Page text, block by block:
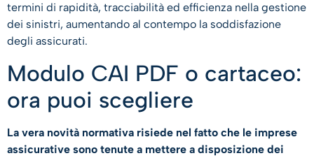
termini di rapidità, tracciabilità ed efficienza nella gestione
dei sinistri, aumentando al contempo la soddisfazione
degli assicurati.
Modulo CAI PDF o cartaceo:
ora puoi scegliere
La vera novità normativa risiede nel fatto che le imprese
assicurative sono tenute a mettere a disposizione dei